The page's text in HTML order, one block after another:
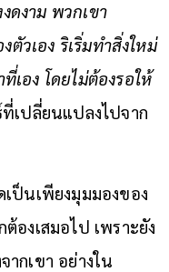
ดงาม พวกเขา
วเอง ริเริ่มทำสิ่งใหม่
เอง โดยไม่ต้องรอให้
ที่เปลี่ยนแปลงไปจาก
เป็นเพียงมุมมองของ
องเสมอไป เพราะยัง
ากเขา อย่างใน